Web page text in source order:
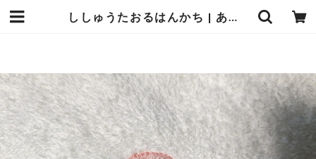
ししゅうたおるはんかち | あんまんまんしょっぷ